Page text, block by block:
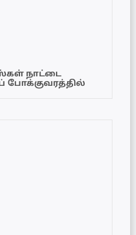
நாட்டை
போக்குவரத்தில்